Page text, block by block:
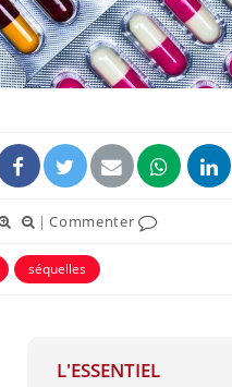
|Commenter
séquelles
L'ESSENTIEL